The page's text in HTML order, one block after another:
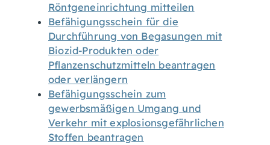
Röntgeneinrichtung mitteilen
Befähigungsschein für die
Durchführung von Begasungen mit
Biozid-Produkten oder
Pflanzenschutzmitteln beantragen
oder verlängern
Befähigungsschein zum
gewerbsmäßigen Umgang und
Verkehr mit explosionsgefährlichen
Stoffen beantragen